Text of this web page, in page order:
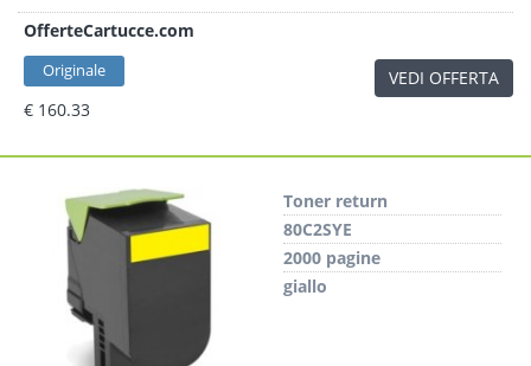
OfferteCartucce.com
Originale
€ 160.33
VEDI OFFERTA
Toner return
80C2SYE
2000 pagine
giallo